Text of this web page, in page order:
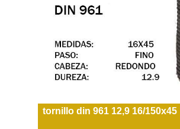
tornillo din 961 12,9 16/150x45